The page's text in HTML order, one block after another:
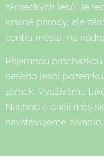
zámeckých lesů. Je
krásné přírody, ale
centra města, na
Příjemnou
našeho lesní
zámek. Využíváme
Náchod a další
navštěvujeme